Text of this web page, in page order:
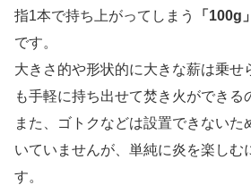
指1本で持ち上がってしまう
「100g」
です。
大きさ的や形状的に大きな薪は乗せ
も手軽に持ち出せて焚き火ができる
また、ゴトクなどは設置できないた
いていませんが、単純に炎を楽しむ
す。